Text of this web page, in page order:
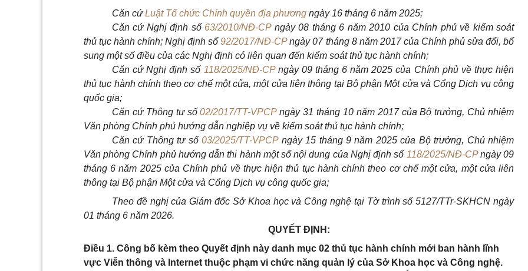
Căn cứLuật Tổ chức Chính quyền địa phương ngày 16 tháng 6 năm 2025;
Căn cứ Nghị định số 63/2010/NĐ-CPngày 08 tháng 6 năm 2010 của Chính phủ về kiểm soát
thủ tục hành chính; Nghị định số92/2017/NĐ-CPngày 07 tháng 8 năm 2017 của Chính phủ sửa đổi, bổ
sung một số điều của các Nghị định có liên quan đến kiểm soát thủ tục hành chính;
Căn cứ Nghị định số 118/2025/NĐ-CPngày 09 tháng 6 năm 2025 của Chính phủ về thực hiện
thủ tục hành chính theo cơ chế một cửa, một cửa liên thông tại Bộ phận Một cửa và Cổng Dịch vụ công
quốc gia;
Căn cứ Thông tư số02/2017/TT-VPCPngày 31 tháng 10 năm 2017 của Bộ trưởng, Chủ nhiệm
Văn phòng Chính phủ hướng dẫn nghiệp vụ về kiểm soát thủ tục hành chính;
Căn cứ Thông tư số03/2025/TT-VPCPngày 15 tháng 9 năm 2025 của Bộ trưởng, Chủ nhiệm
Văn phòng Chính phủ hướng dẫn thi hành một số nội dung của Nghị định số 118/2025/NĐ-CPngày 09
tháng 6 năm 2025 của Chính phủ về thực hiện thủ tục hành chính theo cơ chế một cửa, một cửa liên
thông tại Bộ phận Một cửa và Cổng Dịch vụ công quốc gia;
Theo đề nghị của Giám đốc Sở Khoa học và Công nghệ tại Tờ trình số 5127/TTr-SKHCN ngày
01 tháng 6 năm 2026.
QUYẾT ĐỊNH:
Điều 1. Công bố kèm theo Quyết định này danh mục 02 thủ tục hành chính mới ban hành lĩnh
vực Viễn thông và Internet thuộc phạm vi chức năng quản lý của Sở Khoa học và Công nghệ.